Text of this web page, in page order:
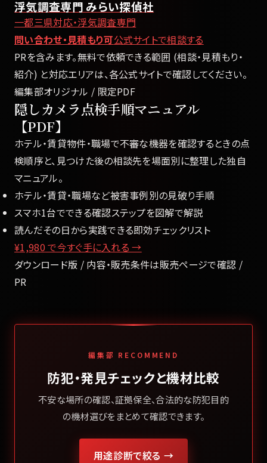
浮気調査専門 みらい探偵社
一都三県対応・浮気調査専門
問い合わせ・見積もり可公式サイトで相談する
PRを含みます。無料で依頼できる範囲 (相談・見積もり・
紹介) と対応エリアは、各公式サイトで確認してください。
編集部オリジナル / 限定PDF
隠しカメラ点検手順マニュアル
【PDF】
ホテル・賃貸物件・職場で不審な機器を確認するときの点
検順序と、見つけた後の相談先を場面別に整理した独自
マニュアル。
ホテル・賃貸・職場など被害事例別の見破り手順
スマホ1台でできる確認ステップを図解で解説
読んだその日から実践できる即効チェックリスト
¥1,980で今すぐ手に入れる →
ダウンロード版 / 内容・販売条件は販売ページで確認 /
PR
編集部 RECOMMEND
防犯・発見チェックと機材比較
不安な場所の確認、証拠保全、合法的な防犯目的
の機材選びをまとめて確認できます。
用途診断で絞る →